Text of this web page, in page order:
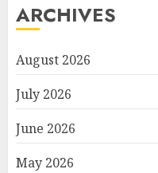
ARCHIVES
August 2026
July 2026
June 2026
May 2026